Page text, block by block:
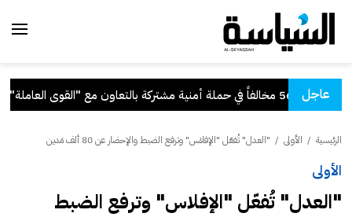
عاجل
مشتركة بالتعاون مع "القوى العاملة"
الرئيسية / الأولى / "العدل" تُفعّل "الإفلاس" وترفع الضبط والإحضار عن 80 ألف مَدين
الأولى
"العدل" تُفعّل "الإفلاس" وترفع الضبط